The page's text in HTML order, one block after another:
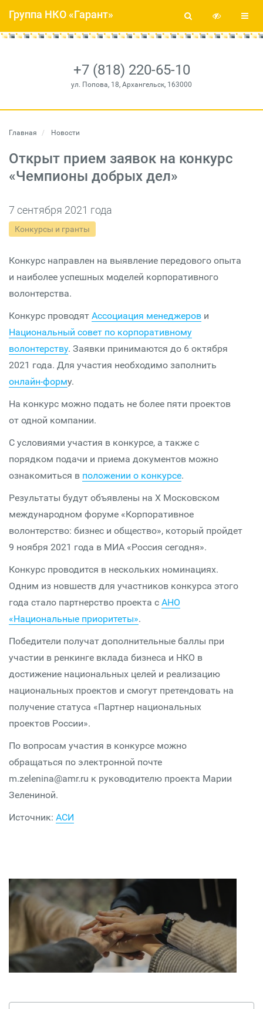
+7 (818) 220-65-10
ул. Попова, 18, Архангельск, 163000
Группа НКО «Гарант»
Главная Новости
Открыт прием заявок на конкурс
«Чемпионы добрых дел»
7 сентября 2021 года
Конкурсы и гранты
Конкурс направлен на выявление передового опыта
и наиболее успешных моделей корпоративного
волонтерства.
Конкурс проводят Ассоциация менеджеров и
Национальный совет по корпоративному
волонтерству. Заявки принимаются до 6 октября
2021 года. Для участия необходимо заполнить
онлайн-форму.
На конкурс можно подать не более пяти проектов
от одной компании.
С условиями участия в конкурсе, а также с
порядком подачи и приема документов можно
ознакомиться в положении о конкурсе.
Результаты будут объявлены на X Московском
международном форуме «Корпоративное
волонтерство: бизнес и общество», который пройдет
9 ноября 2021 года в МИА «Россия сегодня».
Конкурс проводится в нескольких номинациях.
Одним из новшеств для участников конкурса этого
года стало партнерство проекта с АНО
«Национальные приоритеты».
Победители получат дополнительные баллы при
участии в ренкинге вклада бизнеса и НКО в
достижение национальных целей и реализацию
национальных проектов и смогут претендовать на
получение статуса «Партнер национальных
проектов России».
По вопросам участия в конкурсе можно
обращаться по электронной почте
m.zelenina@amr.ru к руководителю проекта Марии
Зелениной.
Источник: АСИ